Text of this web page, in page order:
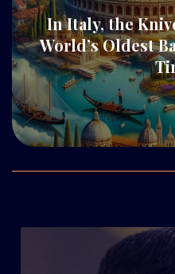
In Italy, the
World’s Oldest